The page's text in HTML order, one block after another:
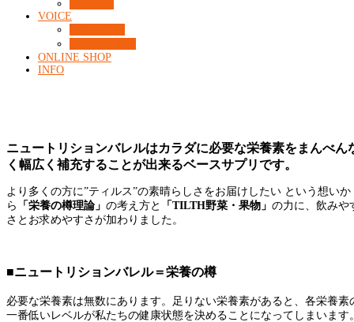
VOICE
ONLINE SHOP
INFO
ニュートリションバレルはカラダに必要な栄養素をまんべん
く幅広く補充することが出来るベースサプリです。
より多くの方に”ティルス”の素晴らしさをお届けしたい という想いか
ら
「栄養の樽理論」 の考え方と 「TILTH野菜・果物」 の力に、飲みや
さとお求めやすさが加わりました。
■ニュートリションバレル＝栄養の樽
必要な栄養素は無数にあります。足りない栄養素があると、各栄養素
一番低いレベルが私たちの健康状態を決めることになってしまいます